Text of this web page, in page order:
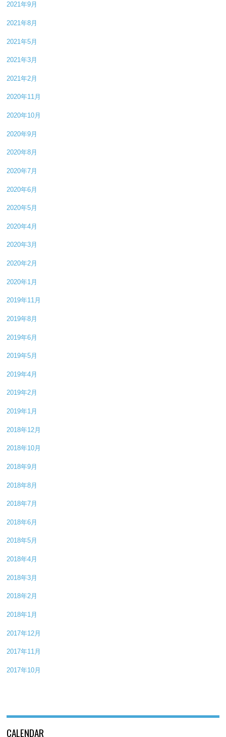
2021年9月
2021年8月
2021年5月
2021年3月
2021年2月
2020年11月
2020年10月
2020年9月
2020年8月
2020年7月
2020年6月
2020年5月
2020年4月
2020年3月
2020年2月
2020年1月
2019年11月
2019年8月
2019年6月
2019年5月
2019年4月
2019年2月
2019年1月
2018年12月
2018年10月
2018年9月
2018年8月
2018年7月
2018年6月
2018年5月
2018年4月
2018年3月
2018年2月
2018年1月
2017年12月
2017年11月
2017年10月
CALENDAR